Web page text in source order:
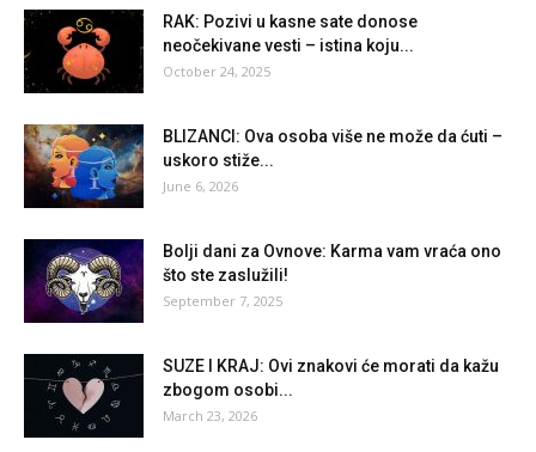
RAK: Pozivi u kasne sate donose
neočekivane vesti – istina koju...
October 24, 2025
BLIZANCI: Ova osoba više ne može da ćuti –
uskoro stiže...
June 6, 2026
Bolji dani za Ovnove: Karma vam vraća ono
što ste zaslužili!
September 7, 2025
SUZE I KRAJ: Ovi znakovi će morati da kažu
zbogom osobi...
March 23, 2026